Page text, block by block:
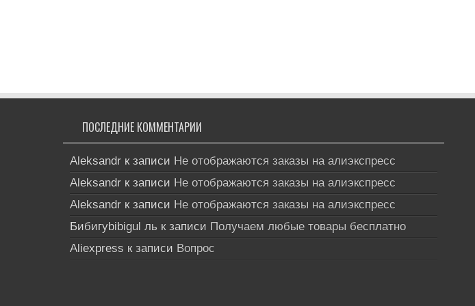
ПОСЛЕДНИЕ КОММЕНТАРИИ
Aleksandr к записи Не отображаются заказы на алиэкспресс
Aleksandr к записи Не отображаются заказы на алиэкспресс
Aleksandr к записи Не отображаются заказы на алиэкспресс
Бибигуbibigul ль к записи Получаем любые товары бесплатно
Aliexpress к записи Вопрос